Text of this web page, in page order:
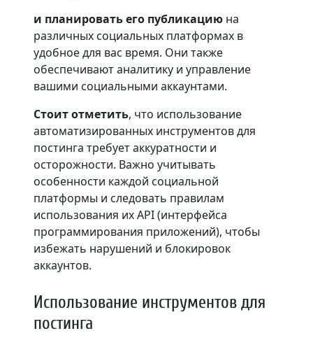
и планировать его публикацию на
различных социальных платформах в
удобное для вас время. Они также
обеспечивают аналитику и управление
вашими социальными аккаунтами.
Стоит отметить, что использование
автоматизированных инструментов для
постинга требует аккуратности и
осторожности. Важно учитывать
особенности каждой социальной
платформы и следовать правилам
использования их API (интерфейса
программирования приложений), чтобы
избежать нарушений и блокировок
аккаунтов.
Использование инструментов для
постинга